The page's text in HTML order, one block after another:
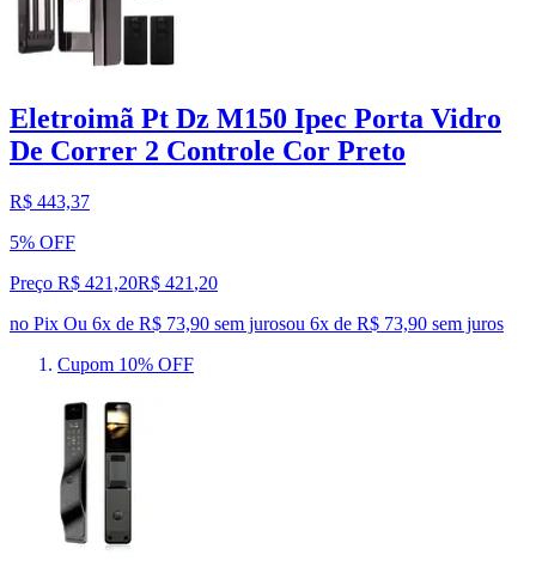
Eletroimã Pt Dz M150 Ipec Porta Vidro
De Correr 2 Controle Cor Preto
R$ 443,37
5% OFF
Preço R$ 421,20R$ 421 ,20
no Pix Ou 6x de R$ 73,90 sem jurosou 6x de R$ 73,90 sem juros
Cupom 10% OFF